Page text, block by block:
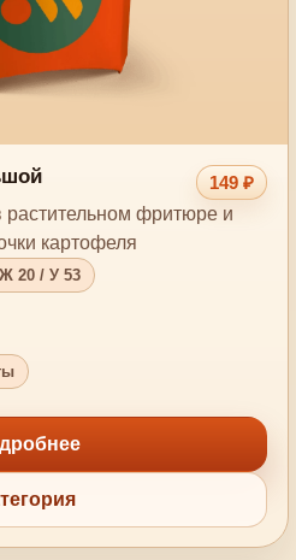
149 ₽
фритюре и
картофеля
20 / У 53